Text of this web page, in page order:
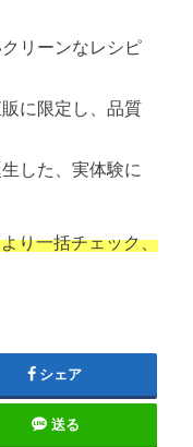
リーンなレシピ
に限定し、品質
した、実体験に
り一括チェック、
シェア
送る